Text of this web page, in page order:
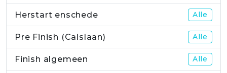
Herstart enschede Alle
Pre Finish (Calslaan) Alle
Finish algemeen Alle